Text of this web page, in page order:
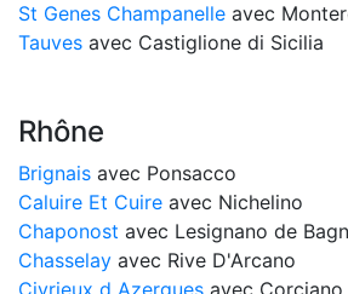
St Genes Champanelle avec
Tauves avec Castiglione di Sicilia
Rhône
Brignais avec Ponsacco
Caluire Et Cuire avec Nichelino
Chaponost avec Lesignano de
Chasselay avec Rive D'Arcano
Civrieux d Azergues avec Corciano